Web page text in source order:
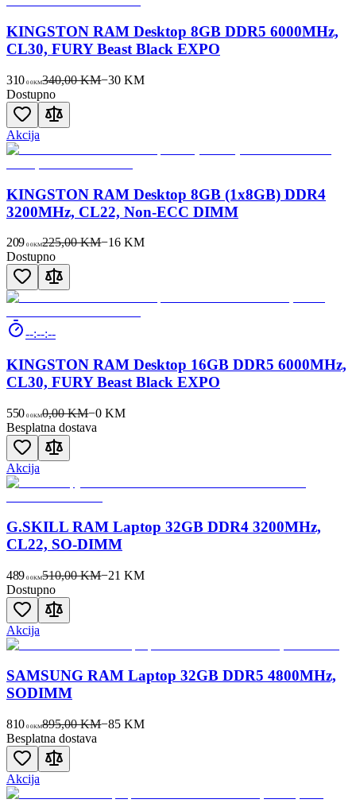
KINGSTON RAM Desktop 8GB DDR5 6000MHz,
CL30, FURY Beast Black EXPO
310 00KM340,00 KM−30 KM
Dostupno
Akcija
KINGSTON RAM Desktop 8GB (1x8GB) DDR4
3200MHz, CL22, Non-ECC DIMM
209 00KM225,00 KM−16 KM
Dostupno
--:--:--
KINGSTON RAM Desktop 16GB DDR5 6000MHz,
CL30, FURY Beast Black EXPO
550 00KM0,00 KM−0 KM
Besplatna dostava
Akcija
G.SKILL RAM Laptop 32GB DDR4 3200MHz,
CL22, SO-DIMM
489 00KM510,00 KM−21 KM
Dostupno
Akcija
SAMSUNG RAM Laptop 32GB DDR5 4800MHz,
SODIMM
810 00KM895,00 KM−85 KM
Besplatna dostava
Akcija